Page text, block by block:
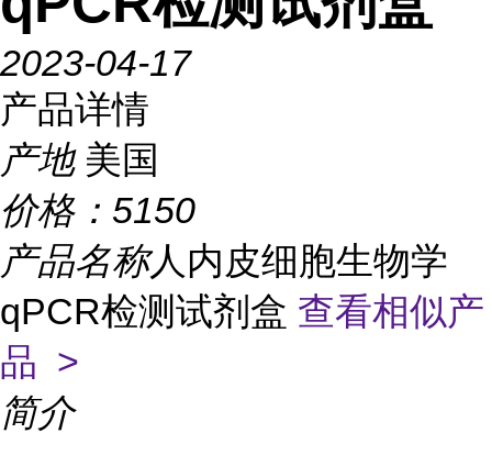
2023-04-17
产品详情
产地 美国
价格： 5150
产品名称人内皮细胞生物学
qPCR检测试剂盒 查看相似产
品 >
简介